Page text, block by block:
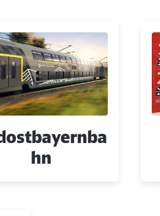
hn
Schließen
Weiter